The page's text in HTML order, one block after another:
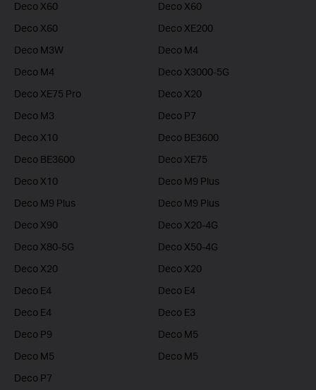
Deco X60
Deco X60
Deco X60
Deco XE200
Deco M3W
Deco M4
Deco M4
Deco X3000-5G
Deco XE75 Pro
Deco X20
Deco M3
Deco P7
Deco X10
Deco BE3600
Deco BE3600
Deco XE75
Deco X10
Deco M9 Plus
Deco M9 Plus
Deco M9 Plus
Deco X90
Deco X20-4G
Deco X80-5G
Deco X50-4G
Deco X20
Deco X20
Deco E4
Deco E4
Deco E4
Deco E3
Deco P9
Deco M5
Deco M5
Deco M5
Deco P7